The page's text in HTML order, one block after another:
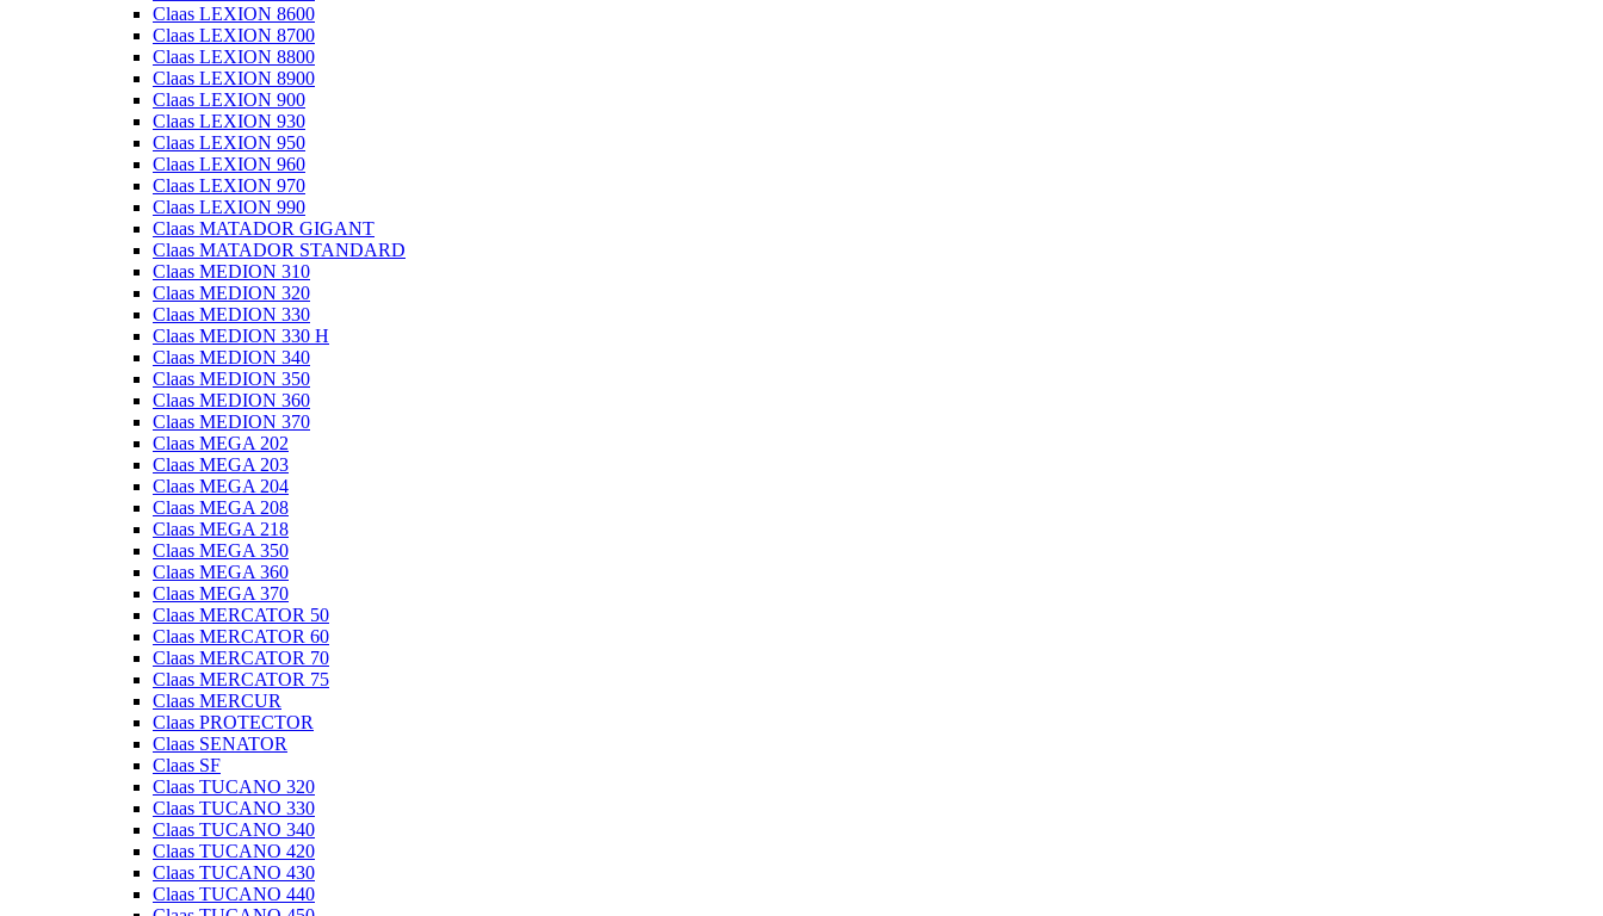
Claas LEXION 8600
Claas LEXION 8700
Claas LEXION 8800
Claas LEXION 8900
Claas LEXION 900
Claas LEXION 930
Claas LEXION 950
Claas LEXION 960
Claas LEXION 970
Claas LEXION 990
Claas MATADOR GIGANT
Claas MATADOR STANDARD
Claas MEDION 310
Claas MEDION 320
Claas MEDION 330
Claas MEDION 330 H
Claas MEDION 340
Claas MEDION 350
Claas MEDION 360
Claas MEDION 370
Claas MEGA 202
Claas MEGA 203
Claas MEGA 204
Claas MEGA 208
Claas MEGA 218
Claas MEGA 350
Claas MEGA 360
Claas MEGA 370
Claas MERCATOR 50
Claas MERCATOR 60
Claas MERCATOR 70
Claas MERCATOR 75
Claas MERCUR
Claas PROTECTOR
Claas SENATOR
Claas SF
Claas TUCANO 320
Claas TUCANO 330
Claas TUCANO 340
Claas TUCANO 420
Claas TUCANO 430
Claas TUCANO 440